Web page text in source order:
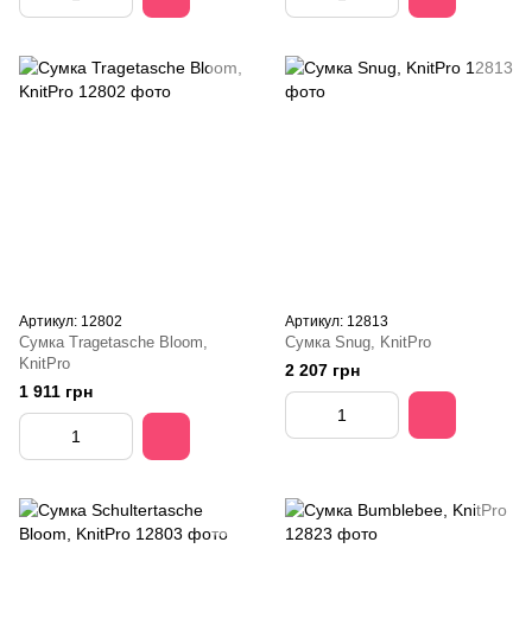
Артикул: 12802
Сумка Tragetasche Bloom,
KnitPro
1 911 грн
Артикул: 12813
Сумка Snug, KnitPro
2 207 грн